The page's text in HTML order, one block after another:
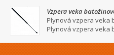
Vzpera veka
Plynová vzpera veka
Plynová vzpera veka